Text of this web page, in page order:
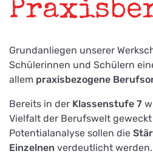
Grundanliegen unserer
Schülerinnen und Schülern
allem praxisbezogene
Bereits in der Klassenstufe 7
Vielfalt der Berufswelt
Potentialanalyse sollen die
Einzelnen verdeutlicht werden.